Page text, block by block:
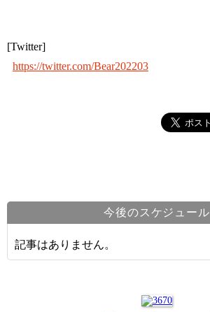
[Twitter]
https://twitter.com/Bear202203
今後のスケジュール
記事はありません。